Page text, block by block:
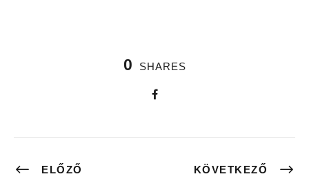
0 SHARES
ELŐZŐ KÖVETKEZŐ